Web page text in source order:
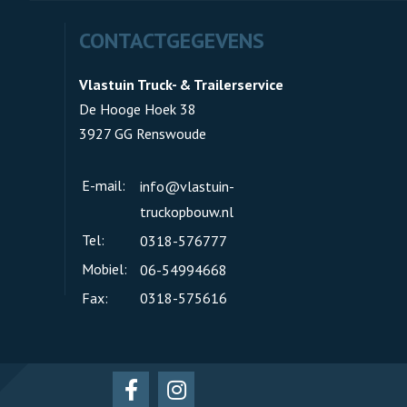
CONTACTGEGEVENS
Vlastuin Truck- & Trailerservice
De Hooge Hoek 38
3927 GG Renswoude
E-mail:
info@vlastuin-
truckopbouw.nl
Tel:
0318-576777
Mobiel:
06-54994668
Fax:
0318-575616